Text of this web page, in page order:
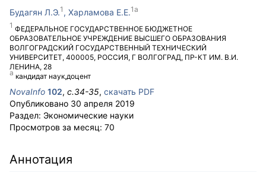
Будагян Л.Э.
ФЕДЕРАЛЬНОЕ ГОСУДАРСТВЕННОЕ БЮДЖЕТНОЕ
ОБРАЗОВАТЕЛЬНОЕ УЧРЕЖДЕНИЕ ВЫСШЕГО ОБРАЗОВАНИЯ
ВОЛГОГРАДСКИЙ ГОСУДАРСТВЕННЫЙ ТЕХНИЧЕСКИЙ
УНИВЕРСИТЕТ, 400005, РОССИЯ, Г ВОЛГОГРАД, ПР-КТ ИМ. В.И.
ЛЕНИНА, 28
Харламова Е.Е.
кандидат наук,доцент
NovaInfo 102, с.34-35, скачать PDF
Опубликовано 30 апреля 2019
Раздел: Экономические науки
Просмотров за месяц: 70
Аннотация